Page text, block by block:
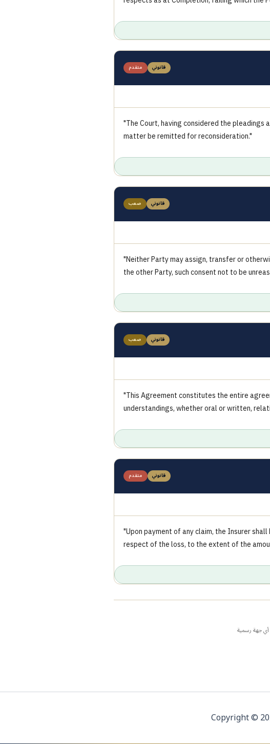
قانوني متقدم
"The Court, having considered the pleadings
matter be remitted for reconsideration."
قانوني صعب
"Neither Party may assign, transfer or
the other Party, such consent not to be
قانوني صعب
"This Agreement constitutes the entire
understandings, whether oral or written,
قانوني متقدم
"Upon payment of any claim, the Insurer
respect of the loss, to the extent of the
أي جهة رسمية
Copyright ©